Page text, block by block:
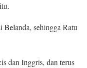
Belanda, sehingga Ratu
dan Inggris, dan terus